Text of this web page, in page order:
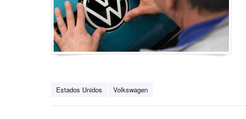
Estados Unidos Volkswagen